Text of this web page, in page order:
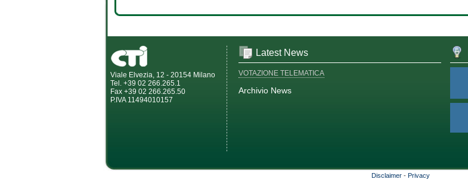
Viale Elvezia, 12 - 20154 Milano
Tel. +39 02 266.265.1
Fax +39 02 266.265.50
P.IVA 11494010157
Latest News
VOTAZIONE TELEMATICA
Archivio News
Disclaimer - Privacy